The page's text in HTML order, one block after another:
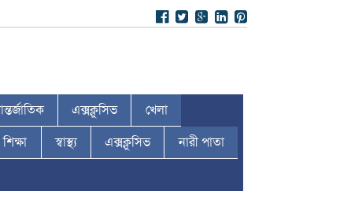
এক্সক্লুসিভ খেলা
শিক্ষা স্বাস্থ্য এক্সক্লুসিভ নারী পাতা